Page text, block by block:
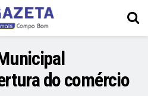
do comércio